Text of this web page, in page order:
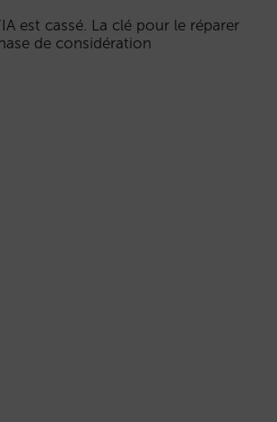
est cassé. La clé pour le réparer
de considération